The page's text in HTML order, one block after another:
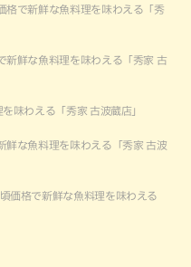
格で新鮮な魚料理を味わえる「秀
新鮮な魚料理を味わえる「秀家 古
味わえる「秀家 古波蔵店」
鮮な魚料理を味わえる「秀家 古波
価格で新鮮な魚料理を味わえる